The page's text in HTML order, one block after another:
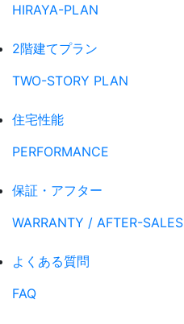
HIRAYA-PLAN
2階建てプラン
TWO-STORY PLAN
住宅性能
PERFORMANCE
保証・アフター
WARRANTY / AFTER-SALES
よくある質問
FAQ